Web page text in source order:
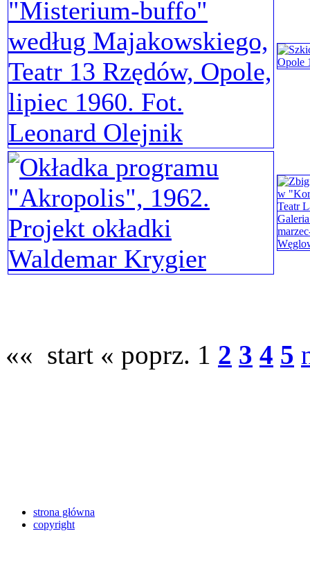
«« start « poprz. 1 2 3 4 5
strona główna
copyright